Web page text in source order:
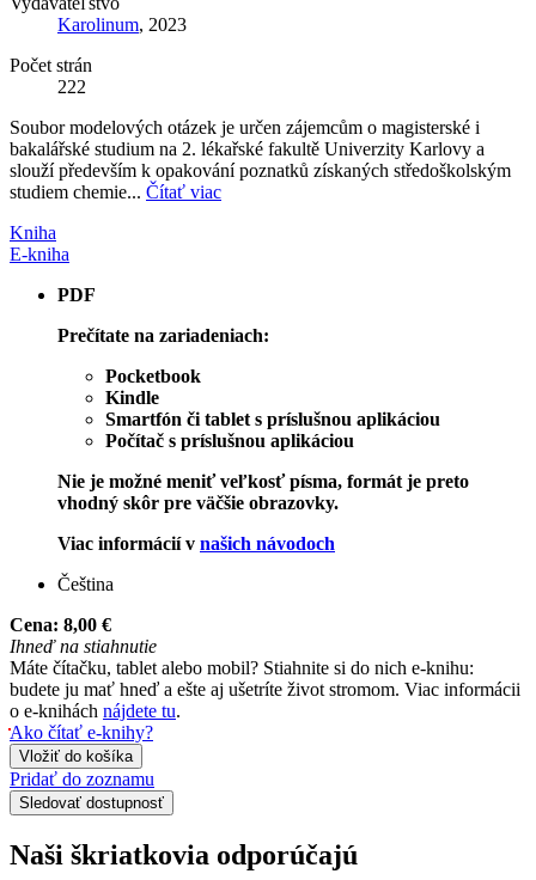
Karolinum, 2023
Počet strán
222
Soubor modelových otázek je určen zájemcům o magisterské i
bakalářské studium na 2. lékařské fakultě Univerzity Karlovy a
slouží především k opakování poznatků získaných středoškolským
studiem chemie... Čítať viac
Kniha
E-kniha
PDF
Prečítate na zariadeniach:
Pocketbook
Kindle
Smartfón či tablet s príslušnou aplikáciou
Počítač s príslušnou aplikáciou
Nie je možné meniť veľkosť písma, formát je preto
vhodný skôr pre väčšie obrazovky.
Viac informácií v našich návodoch
Čeština
Cena: 8,00 €
Ihneď na stiahnutie
Máte čítačku, tablet alebo mobil? Stiahnite si do nich e-knihu:
budete ju mať hneď a ešte aj ušetríte život stromom. Viac informácii
o e-knihách nájdete tu.
Ako čítať e-knihy?
Vložiť do košíka
Pridať do zoznamu
Sledovať dostupnosť
Naši škriatkovia odporúčajú